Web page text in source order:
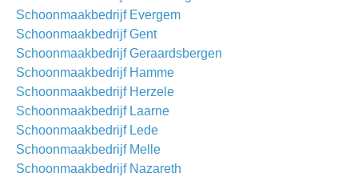
Schoonmaakbedrijf Evergem
Schoonmaakbedrijf Gent
Schoonmaakbedrijf Geraardsbergen
Schoonmaakbedrijf Hamme
Schoonmaakbedrijf Herzele
Schoonmaakbedrijf Laarne
Schoonmaakbedrijf Lede
Schoonmaakbedrijf Melle
Schoonmaakbedrijf Nazareth